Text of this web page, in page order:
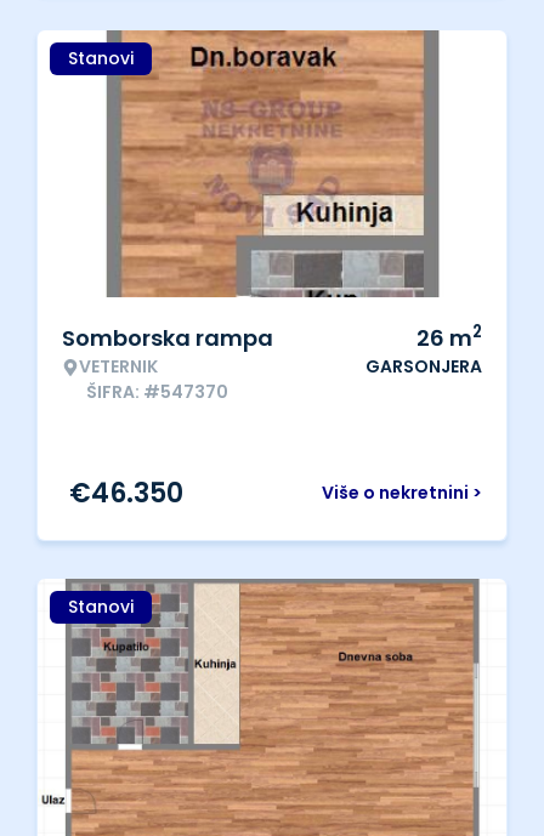
Stanovi
Somborska rampa
VETERNIK
ŠIFRA: #547370
26 m2
GARSONJERA
Više o nekretnini >
€46.350
Stanovi